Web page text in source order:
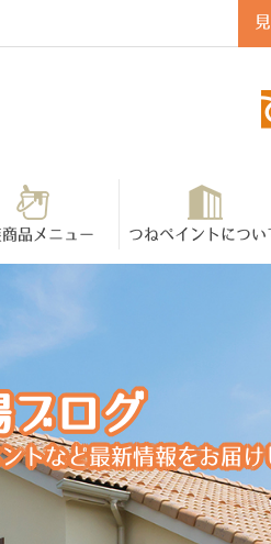
商品メニュー つねペイントについ
ブログ
トなど最新情報をお届け